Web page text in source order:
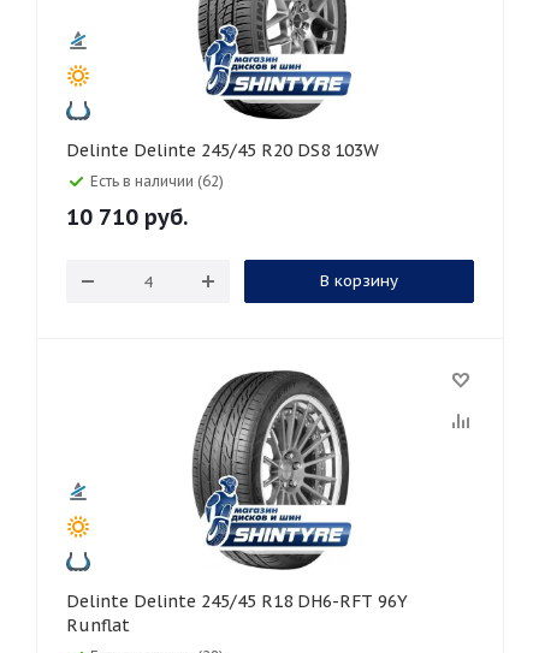
Delinte Delinte 245/45 R20 DS8 103W
Есть в наличии (62)
10 710 руб.
В корзину
Delinte Delinte 245/45 R18 DH6-RFT 96Y
Runflat